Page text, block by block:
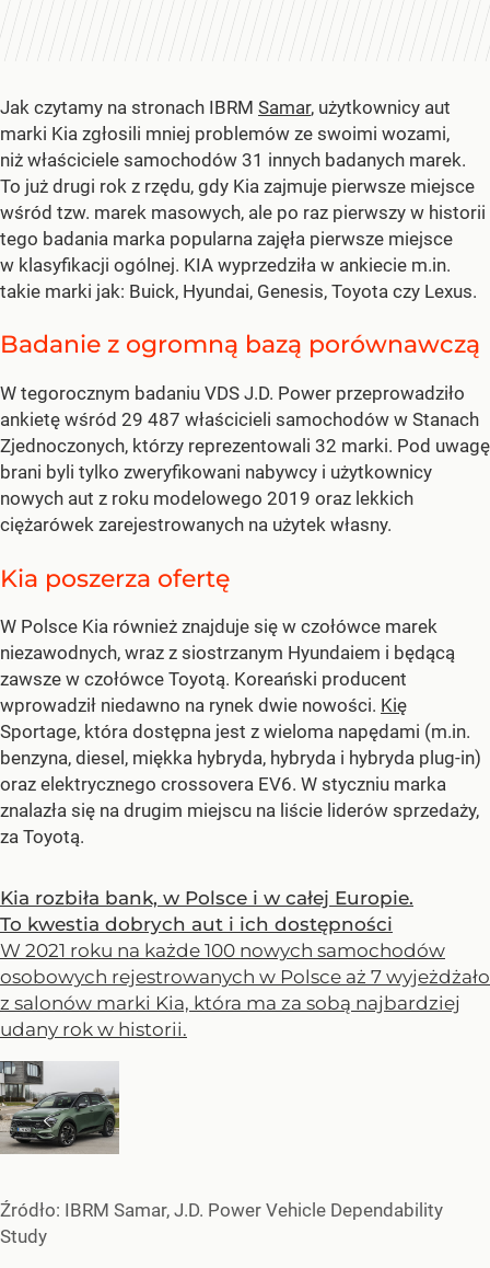
Jak czytamy na stronach IBRM Samar, użytkownicy aut
marki Kia zgłosili mniej problemów ze swoimi wozami,
niż właściciele samochodów 31 innych badanych marek.
To już drugi rok z rzędu, gdy Kia zajmuje pierwsze miejsce
wśród tzw. marek masowych, ale po raz pierwszy w historii
tego badania marka popularna zajęła pierwsze miejsce
w klasyfikacji ogólnej. KIA wyprzedziła w ankiecie m.in.
takie marki jak: Buick, Hyundai, Genesis, Toyota czy Lexus.
Badanie z ogromną bazą porównawczą
W tegorocznym badaniu VDS J.D. Power przeprowadziło
ankietę wśród 29 487 właścicieli samochodów w Stanach
Zjednoczonych, którzy reprezentowali 32 marki. Pod uwagę
brani byli tylko zweryfikowani nabywcy i użytkownicy
nowych aut z roku modelowego 2019 oraz lekkich
ciężarówek zarejestrowanych na użytek własny.
Kia poszerza ofertę
W Polsce Kia również znajduje się w czołówce marek
niezawodnych, wraz z siostrzanym Hyundaiem i będącą
zawsze w czołówce Toyotą. Koreański producent
wprowadził niedawno na rynek dwie nowości. Kię
Sportage, która dostępna jest z wieloma napędami (m.in.
benzyna, diesel, miękka hybryda, hybryda i hybryda plug-in)
oraz elektrycznego crossovera EV6. W styczniu marka
znalazła się na drugim miejscu na liście liderów sprzedaży,
za Toyotą.
Kia rozbiła bank, w Polsce i w całej Europie.
To kwestia dobrych aut i ich dostępności
W 2021 roku na każde 100 nowych samochodów
osobowych rejestrowanych w Polsce aż 7 wyjeżdżało
z salonów marki Kia, która ma za sobą najbardziej
udany rok w historii.
Źródło: IBRM Samar, J.D. Power Vehicle Dependability
Study